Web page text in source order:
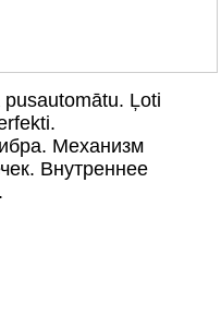
Ļoti
Механизм
Внутреннее